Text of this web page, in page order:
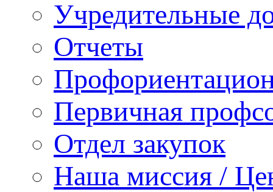
Учредительные
Отчеты
Первичная
Отдел закупок
Наша миссия /